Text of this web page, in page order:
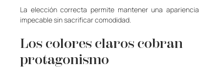
La elección correcta permite mantener una apariencia
impecable sin sacrificar comodidad.
Los colores claros cobran
protagonismo